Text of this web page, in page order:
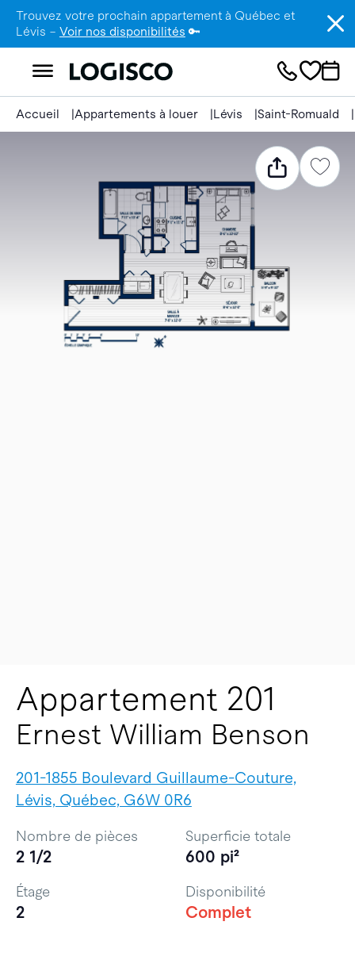
Trouvez votre prochain appartement à Québec et
Lévis – Voir nos disponibilités 🔑
Accueil Appartements à louer Lévis Saint-Romuald
Appartement 201
Ernest William Benson
201-1855 Boulevard Guillaume-Couture,
Lévis, Québec, G6W 0R6
Nombre de pièces
2 1/2
Superficie totale
600 pi²
Étage
2
Disponibilité
Complet